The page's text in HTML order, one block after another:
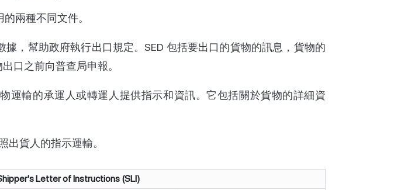
兩種不同文件。
，幫助政府執行出口規定。SED 包括要出口的貨物的訊息，貨物的
口之前向普查局申報。
運輸的承運人或轉運人提供指示和資訊。它包括關於貨物的詳細資
出貨人的指示運輸。
Letter of Instructions (SLI)